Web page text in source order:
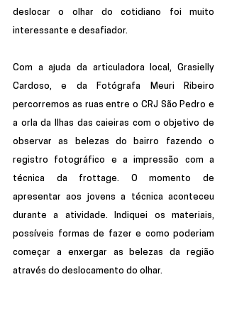
deslocar o olhar do cotidiano foi muito
interessante e desafiador.
Com a ajuda da articuladora local, Grasielly
Cardoso, e da Fotógrafa Meuri Ribeiro
percorremos as ruas entre o CRJ São Pedro e
a orla da Ilhas das caieiras com o objetivo de
observar as belezas do bairro fazendo o
registro fotográfico e a impressão com a
técnica da frottage. O momento de
apresentar aos jovens a técnica aconteceu
durante a atividade. Indiquei os materiais,
possíveis formas de fazer e como poderiam
começar a enxergar as belezas da região
através do deslocamento do olhar.